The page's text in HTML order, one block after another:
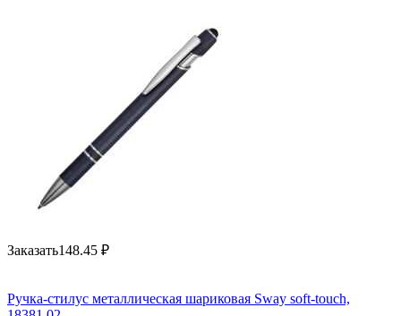
Заказать148.45 ₽
Ручка-стилус металлическая шариковая Sway soft-touch,